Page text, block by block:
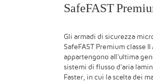
SafeFAST
Gli armadi di sicurezza
SafeFAST Premium classe II
appartengono all'ultima
sistemi di flusso d'aria
Faster, in cui la scelta dei